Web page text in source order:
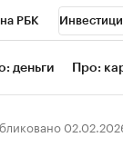
РБК
РБК РБК
деньги Про: